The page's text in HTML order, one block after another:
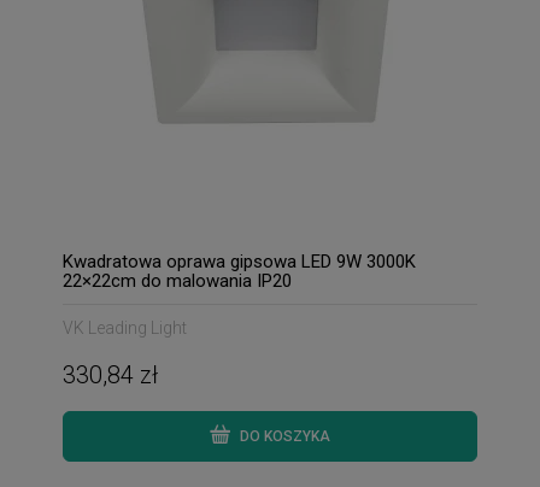
Kwadratowa oprawa gipsowa LED 9W 3000K
22×22cm do malowania IP20
VK Leading Light
330,84 zł
DO KOSZYKA